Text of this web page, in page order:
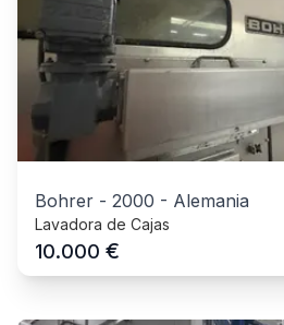
Bohrer - 2000 - Alemania
Lavadora de Cajas
10.000 €